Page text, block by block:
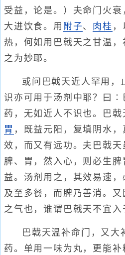
受益，论是。）夫命门火
大进饮食。用 附子、 肉桂
热，何如用巴戟天之甘温
之为妙耶。
或问巴戟天近人罕用，
识亦可用于汤剂中耶？曰∶
药，无如近人不识也。巴
胃 ，既益元阳，复填阴水
效，而又有远功。夫巴戟
脾、胃，然入心，则必生
益。汤剂用之，其效易速，
及至多餐，而脾乃善消。
之气也，谁谓巴戟天不宜入
巴戟天温补命门，又大
药。单用一味为丸，更能补